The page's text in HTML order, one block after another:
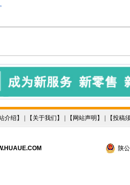
介绍 】 | 【 关于我们 】 | 【 网站声明 】 | 【投稿
陕